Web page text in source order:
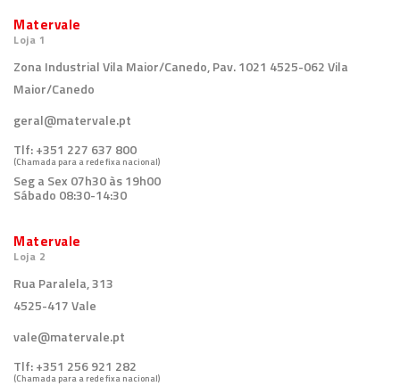
Matervale
Loja 1
Zona Industrial Vila Maior/Canedo, Pav. 1021 4525-062 Vila
Maior/Canedo
geral@matervale.pt
Tlf:+351 227 637 800
(Chamada para a rede fixa nacional)
Seg a Sex 07h30 às 19h00
Sábado 08:30-14:30
Matervale
Loja 2
Rua Paralela, 313
4525-417 Vale
vale@matervale.pt
Tlf:+351 256 921 282
(Chamada para a rede fixa nacional)